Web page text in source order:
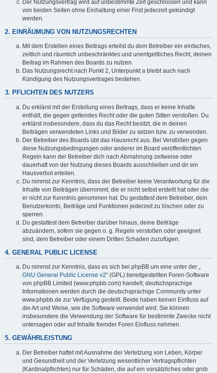
Der Nutzungsvertrag wird auf unbestimmte Zeit geschlossen und kann
von beiden Seiten ohne Einhaltung einer Frist jederzeit gekündigt
werden.
2. EINRÄUMUNG VON NUTZUNGSRECHTEN
Mit dem Erstellen eines Beitrags erteilst du dem Betreiber ein einfaches,
zeitlich und räumlich unbeschränktes und unentgeltliches Recht, deinen
Beitrag im Rahmen des Boards zu nutzen.
Das Nutzungsrecht nach Punkt 2, Unterpunkt a bleibt auch nach
Kündigung des Nutzungsvertrages bestehen.
3. PFLICHTEN DES NUTZERS
Du erklärst mit der Erstellung eines Beitrags, dass er keine Inhalte
enthält, die gegen geltendes Recht oder die guten Sitten verstoßen. Du
erklärst insbesondere, dass du das Recht besitzt, die in deinen
Beiträgen verwendeten Links und Bilder zu setzen bzw. zu verwenden.
Der Betreiber des Boards übt das Hausrecht aus. Bei Verstößen gegen
diese Nutzungsbedingungen oder anderer im Board veröffentlichten
Regeln kann der Betreiber dich nach Abmahnung zeitweise oder
dauerhaft von der Nutzung dieses Boards ausschließen und dir ein
Hausverbot erteilen.
Du nimmst zur Kenntnis, dass der Betreiber keine Verantwortung für die
Inhalte von Beiträgen übernimmt, die er nicht selbst erstellt hat oder die
er nicht zur Kenntnis genommen hat. Du gestattest dem Betreiber, dein
Benutzerkonto, Beiträge und Funktionen jederzeit zu löschen oder zu
sperren.
Du gestattest dem Betreiber darüber hinaus, deine Beiträge
abzuändern, sofern sie gegen o. g. Regeln verstoßen oder geeignet
sind, dem Betreiber oder einem Dritten Schaden zuzufügen.
4. GENERAL PUBLIC LICENSE
Du nimmst zur Kenntnis, dass es sich bei phpBB um eine unter der „
GNU General Public License v2“ (GPL) bereitgestellten Foren-Software
von phpBB Limited (www.phpbb.com) handelt; deutschsprachige
Informationen werden durch die deutschsprachige Community unter
www.phpbb.de zur Verfügung gestellt. Beide haben keinen Einfluss auf
die Art und Weise, wie die Software verwendet wird. Sie können
insbesondere die Verwendung der Software für bestimmte Zwecke nicht
untersagen oder auf Inhalte fremder Foren Einfluss nehmen.
5. GEWÄHRLEISTUNG
Der Betreiber haftet mit Ausnahme der Verletzung von Leben, Körper
und Gesundheit und der Verletzung wesentlicher Vertragspflichten
(Kardinalpflichten) nur für Schäden, die auf ein vorsätzliches oder grob